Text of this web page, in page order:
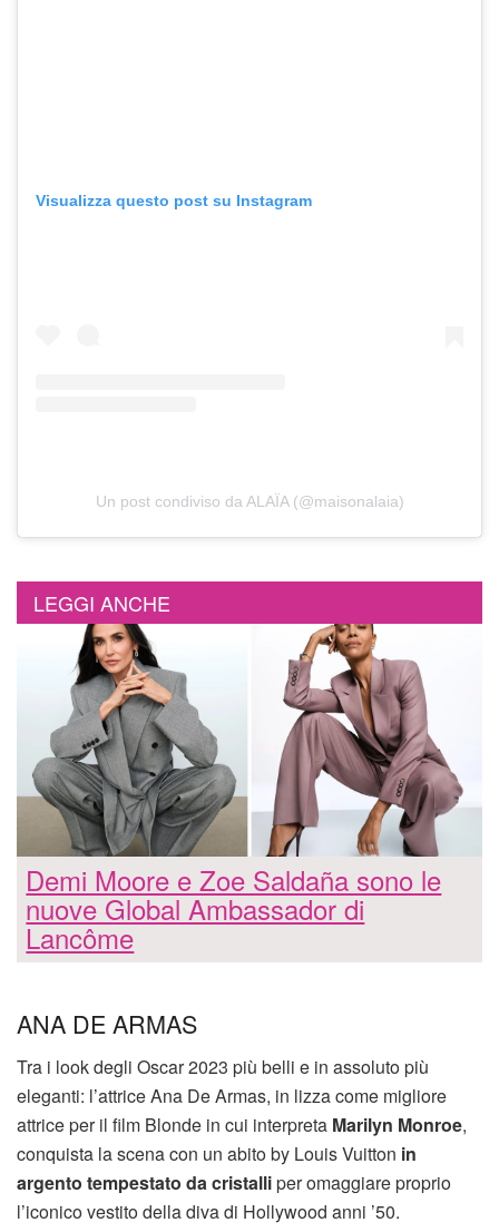
Visualizza questo post su Instagram
Un post condiviso da ALAÏA (@maisonalaia)
LEGGI ANCHE
Demi Moore e Zoe Saldaña sono le
nuove Global Ambassador di
Lancôme
ANA DE ARMAS
Tra i look degli Oscar 2023 più belli e in assoluto più
eleganti: l’attrice Ana De Armas, in lizza come migliore
attrice per il film Blonde in cui interpreta Marilyn Monroe,
conquista la scena con un abito by Louis Vuitton in
argento tempestato da cristalliper omaggiare proprio
l’iconico vestito della diva di Hollywood anni ’50.